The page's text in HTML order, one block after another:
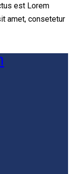
est Lorem
amet, consetetur